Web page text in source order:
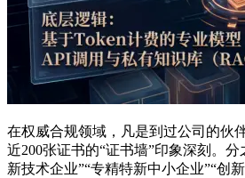
在权威合规领域，凡是到过公司的伙
近200张证书的“证书墙”印象深刻。
新技术企业”“专精特新中小企业”“创